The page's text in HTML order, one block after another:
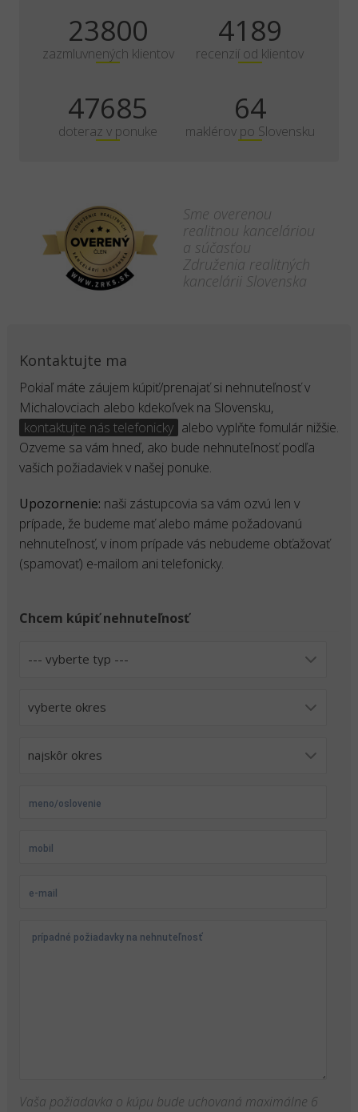
35000
zazmluvnených klientov
6161
recenzií od klientov
70125
doteraz v ponuke
100
maklérov po Slovensku
Sme overenou
realitnou kanceláriou
a súčasťou
Združenia realitných
kancelárii Slovenska
Kontaktujte ma
Pokiaľ máte záujem kúpiť/prenajať si nehnuteľnosť v
Michalovciach alebo kdekoľvek na Slovensku,
kontaktujte nás telefonicky alebo vyplňte fomulár nižšie.
Ozveme sa vám hneď, ako bude nehnuteľnosť podľa
vašich požiadaviek v našej ponuke.
Upozornenie: naši zástupcovia sa vám ozvú len v
prípade, že budeme mať alebo máme požadovanú
nehnuteľnosť, v inom prípade vás nebudeme obťažovať
(spamovať) e-mailom ani telefonicky.
Chcem kúpiť nehnuteľnosť
Vaša požiadavka o kúpu bude uchovaná maximálne 6